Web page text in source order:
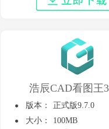
浩辰CAD看图王
版本：
正式版9.7.0
大小：
100MB